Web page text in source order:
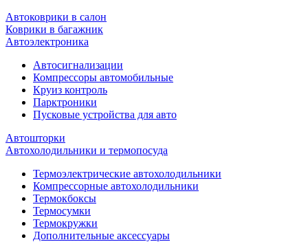
Автоковрики в салон
Коврики в багажник
Автоэлектроника
Автосигнализации
Компрессоры автомобильные
Круиз контроль
Парктроники
Пусковые устройства для авто
Автошторки
Автохолодильники и термопосуда
Термоэлектрические автохолодильники
Компрессорные автохолодильники
Термокбоксы
Термосумки
Термокружки
Дополнительные аксессуары